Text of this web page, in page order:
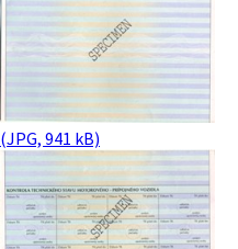
(JPG, 941 kB)